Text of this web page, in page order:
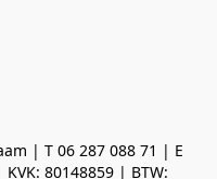
| T 06 287 088 71 | E
80148859 | BTW: